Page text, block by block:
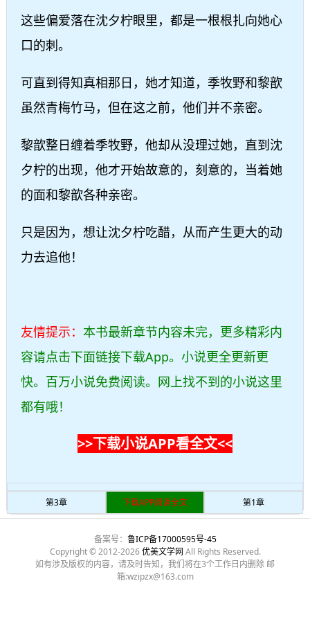
这些偏爱落在沈夕柠眼里，都是一根根扎向她心
口的刺。
可直到得知真相那日，她才知道，季牧野和黎歆
虽然青梅竹马，但在这之前，他们并不亲密。
黎歆整日缠着季牧野，他却从没理过她，直到沈
夕柠的出现，他才开始故意的，刻意的，当着她
的面和黎歆各种亲密。
只是因为，想让沈夕柠吃醋，从而产生更大的动
力去追他！
友情提示： 本书最新章节内容未完，更多精彩内
容请点击下面链接下载App。小说更全更新更
快。百万小说免费阅读。网上找不到的小说这里
都有哦！
>>下载小说APP看全文<<
第3章 下载APP阅读全文 第1章
备案号： 鲁ICP备17000595号-45
Copyright © 2012-2026优美文学网 All Rights Reserved.
如有涉及版权的内容，请及时告知，我们将在3个工作日内删除 邮
箱:wzipzx@163.com